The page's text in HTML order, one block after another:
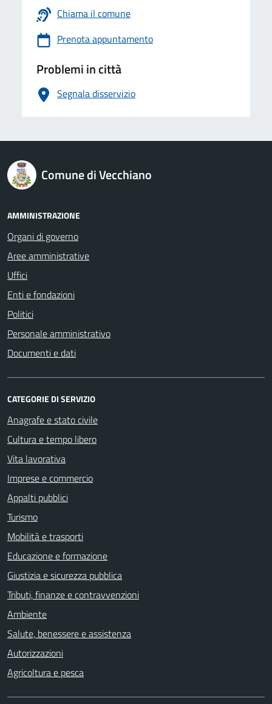
Chiama il comune
Prenota appuntamento
Problemi in città
Segnala disservizio
logo Unione Europea
Comune di Vecchiano
AMMINISTRAZIONE
Organi di governo
Aree amministrative
Uffici
Enti e fondazioni
Politici
Personale amministrativo
Documenti e dati
CATEGORIE DI SERVIZIO
Anagrafe e stato civile
Cultura e tempo libero
Vita lavorativa
Imprese e commercio
Appalti pubblici
Turismo
Mobilità e trasporti
Educazione e formazione
Giustizia e sicurezza pubblica
Tributi, finanze e contravvenzioni
Ambiente
Salute, benessere e assistenza
Autorizzazioni
Agricoltura e pesca